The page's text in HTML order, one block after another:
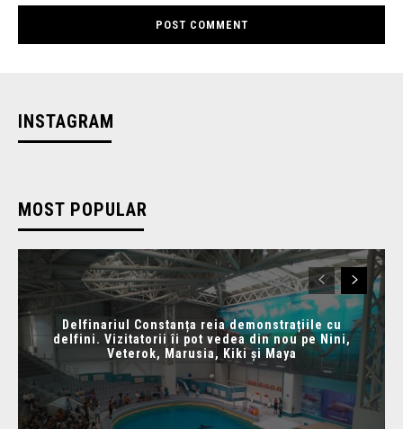
INSTAGRAM
MOST POPULAR
Delfinariul Constanța reia demonstrațiile cu
delfini. Vizitatorii îi pot vedea din nou pe Nini,
Veterok, Marusia, Kiki și Maya